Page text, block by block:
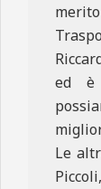
ed è
Le